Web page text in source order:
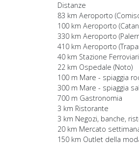
Distanze
83 km Aeroporto
100 km Aeroporto
330 km Aeroporto
410 km Aeroporto
40 km Stazione
22 km Ospedale (Noto)
100 m Mare - spiaggia
300 m Mare - spiaggia
700 m Gastronomia
3 km Ristorante
3 km Negozi, banche,
20 km Mercato
150 km Outlet della